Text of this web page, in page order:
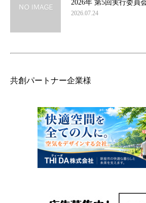
2026年 第5回実行委員
2026.07.24
共創パートナー企業様